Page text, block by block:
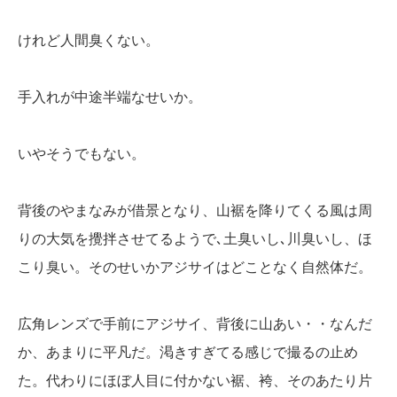
けれど人間臭くない。
手入れが中途半端なせいか。
いやそうでもない。
背後のやまなみが借景となり、山裾を降りてくる風は周
りの大気を攪拌させてるようで､土臭いし､川臭いし、ほ
こり臭い。そのせいかアジサイはどことなく自然体だ。
広角レンズで手前にアジサイ、背後に山あい・・なんだ
か、あまりに平凡だ。渇きすぎてる感じで撮るの止め
た。代わりにほぼ人目に付かない裾、袴、そのあたり片